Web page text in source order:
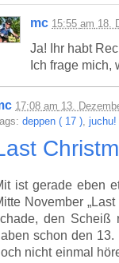
mc 15:55 am 18.
Ja! Ihr habt
Ich frage
17:08 am 13.
deppen ( 17 ), juchu!
ist gerade eben
November
den Scheiß
schon den
nicht einmal